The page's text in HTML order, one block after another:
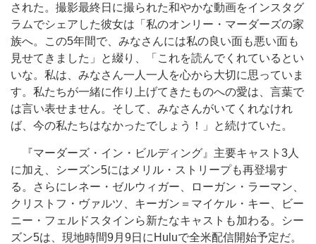
された。撮影最終日に撮られた和やかな動画をインスタグ
ラムでシェアした彼女は「私のオンリー・マーダーズの家
族へ。この5年間で、みなさんには私の良い面も悪い面も
見せてきました」と綴り、「これを読んでくれているとい
いな。私は、みなさん一人一人を心から大切に思っていま
す。私たちが一緒に作り上げてきたものへの愛は、言葉で
は言い表せません。そして、みなさんがいてくれなけれ
ば、今の私たちはなかったでしょう！」と続けていた。
『マーダーズ・イン・ビルディング』主要キャスト3人
に加え、シーズン5にはメリル・ストリープも再登場す
る。さらにレネー・ゼルウィガー、ローガン・ラーマン、
クリストフ・ヴァルツ、キーガン＝マイケル・キー、ビー
ニー・フェルドスタインら新たなキャストも加わる。シー
ズン5は、現地時間9月9日にHuluで全米配信開始予定だ。